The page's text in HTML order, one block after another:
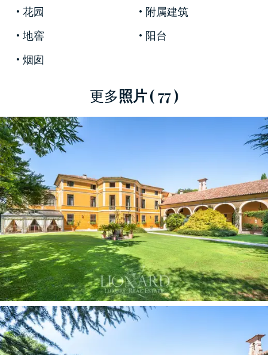
超過兩公頃半的公園環繞著這座古老的貴族莊
園 ，綠樹成蔭，在壯麗的百年老樹蔭下提供宜人
的戶外角落。
花园
附属建筑
地窖
阳台
烟囱
更多照片( 77 )